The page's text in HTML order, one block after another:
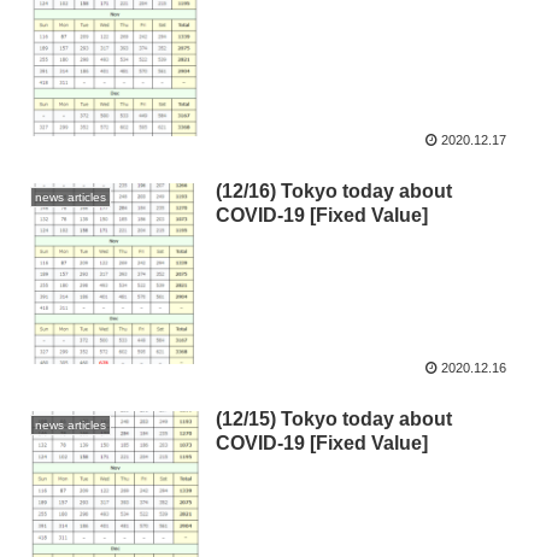
2020.12.17
news articles
(12/16) Tokyo today about
COVID-19 [Fixed Value]
2020.12.16
news articles
(12/15) Tokyo today about
COVID-19 [Fixed Value]